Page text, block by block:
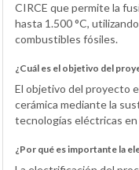
CIRCE que permite la
hasta 1.500 °C,
combustibles fósiles.
¿Cuál es el objetivo del
El objetivo del proyecto
cerámica mediante la
tecnologías eléctricas
¿Por qué es importante la